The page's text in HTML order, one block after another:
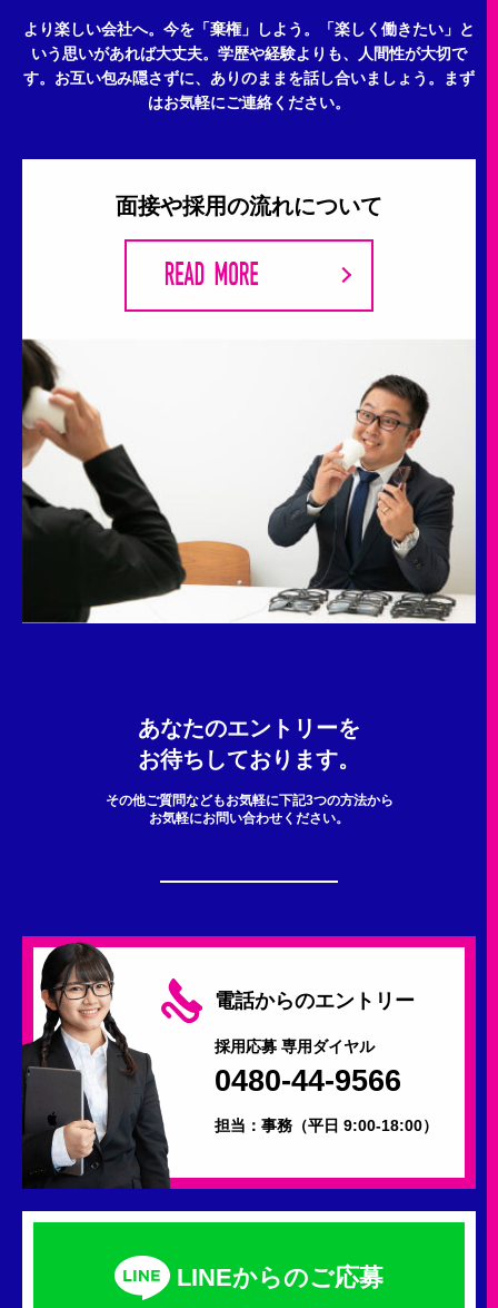
より楽しい会社へ。今を「棄権」しよう。
「楽しく働きたい」と
いう思いがあれば大丈夫。 学歴や経験よりも、人間性が大切で
す。 お互い包み隠さずに、ありのままを話し合いましょう。
まず
はお気軽にご連絡ください。
面接や採用の流れについて
あなたのエントリーを
お待ちしております。
その他ご質問などもお気軽に下記3つの方法から
お気軽にお問い合わせください。
電話からのエントリー
採用応募 専用ダイヤル
0480-44-9566
担当：事務 （平日 9:00-18:00）
LINEからのご応募